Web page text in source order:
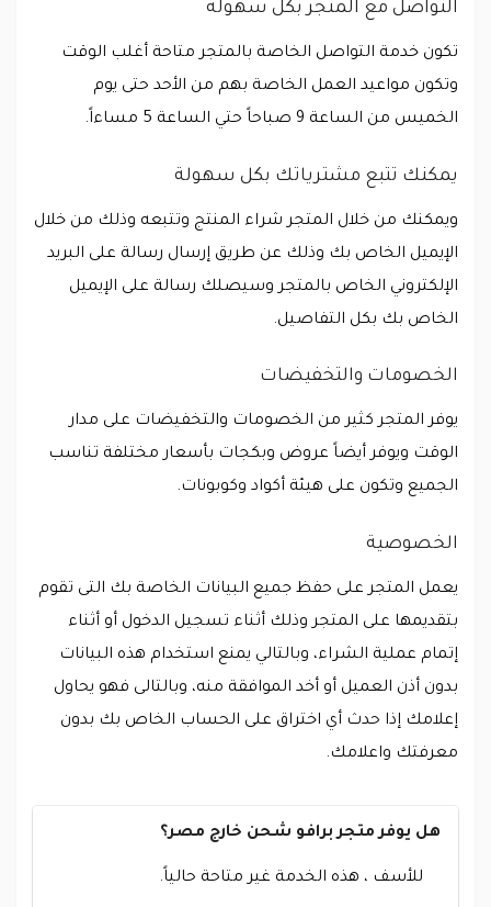
التواصل مع المتجر بكل سهولة
تكون خدمة التواصل الخاصة بالمتجر متاحة أغلب الوقت
وتكون مواعيد العمل الخاصة بهم من الأحد حتى يوم
الخميس من الساعة 9 صباحاً حتي الساعة 5 مساءاً.
يمكنك تتبع مشترياتك بكل سهولة
ويمكنك من خلال المتجر شراء المنتج وتتبعه وذلك من خلال
الإيميل الخاص بك وذلك عن طريق إرسال رسالة على البريد
الإلكتروني الخاص بالمتجر وسيصلك رسالة على الإيميل
الخاص بك بكل التفاصيل.
الخصومات والتخفيضات
يوفر المتجر كثير من الخصومات والتخفيضات على مدار
الوقت ويوفر أيضاً عروض وبكجات بأسعار مختلفة تناسب
الجميع وتكون على هيئة أكواد وكوبونات.
الخصوصية
يعمل المتجر على حفظ جميع البيانات الخاصة بك التى تقوم
بتقديمها على المتجر وذلك أثناء تسجيل الدخول أو أثناء
إتمام عملية الشراء، وبالتالي يمنع استخدام هذه البيانات
بدون أذن العميل أو أخد الموافقة منه، وبالتالى فهو يحاول
إعلامك إذا حدث أي اختراق على الحساب الخاص بك بدون
معرفتك واعلامك.
هل يوفر متجر برافو شحن خارج مصر؟
للأسف ، هذه الخدمة غير متاحة حالياً.